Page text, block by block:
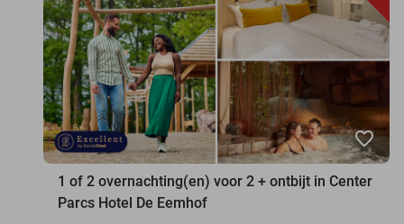
favorite_border
1 of 2 overnachting(en) voor 2 + ontbijt in Center
Parcs Hotel De Eemhof